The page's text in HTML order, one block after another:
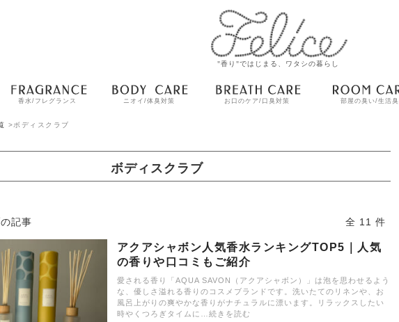
"香り"ではじまる、ワタシの暮らし
香水/フレグランス ニオイ/体臭対策 お口のケア/口臭対策 部屋の臭い/生活臭
>ボディスクラブ
ボディスクラブ
記事 全 11 件
アクアシャボン人気香水ランキングTOP5｜人気
の香りや口コミもご紹介
愛される香り「AQUA SAVON（アクアシャボン）」は泡を思わせるよう
な、優しさ溢れる香りのコスメブランドです。洗いたてのリネンや、お
風呂上がりの爽やかな香りがナチュラルに漂います。リラックスしたい
時やくつろぎタイムに…続きを読む